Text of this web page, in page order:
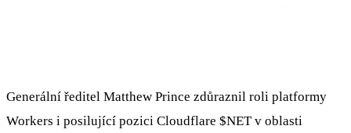
Generální ředitel Matthew Prince zdůraznil roli platformy
Workers i posilující pozici Cloudflare $NETv oblasti